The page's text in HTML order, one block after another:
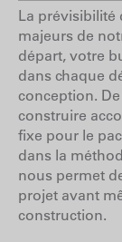
La prévisibilité
majeurs de
départ, votre
dans chaque
conception.
construire
fixe pour le
dans la
nous permet
projet avant
construction.